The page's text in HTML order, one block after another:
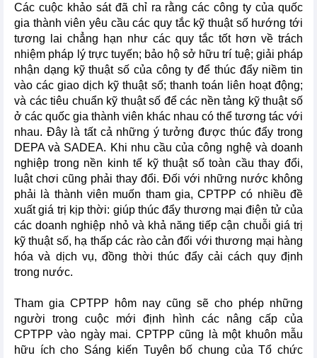
Các cuộc khảo sát đã chỉ ra rằng các công ty của quốc
gia thành viên yêu cầu các quy tắc kỹ thuật số hướng tới
tương lai chẳng hạn như các quy tắc tốt hơn về trách
nhiệm pháp lý trực tuyến; bảo hộ sở hữu trí tuệ; giải pháp
nhận dạng kỹ thuật số của công ty để thúc đẩy niềm tin
vào các giao dịch kỹ thuật số; thanh toán liên hoạt động;
và các tiêu chuẩn kỹ thuật số để các nền tảng kỹ thuật số
ở các quốc gia thành viên khác nhau có thể tương tác với
nhau. Đây là tất cả những ý tưởng được thúc đẩy trong
DEPA và SADEA. Khi nhu cầu của công nghệ và doanh
nghiệp trong nền kinh tế kỹ thuật số toàn cầu thay đổi,
luật chơi cũng phải thay đổi. Đối với những nước không
phải là thành viên muốn tham gia, CPTPP có nhiều đề
xuất giá trị kịp thời: giúp thúc đẩy thương mại điện tử của
các doanh nghiệp nhỏ và khả năng tiếp cận chuỗi giá trị
kỹ thuật số, hạ thấp các rào cản đối với thương mại hàng
hóa và dịch vụ, đồng thời thúc đẩy cải cách quy định
trong nước.
Tham gia CPTPP hôm nay cũng sẽ cho phép những
người trong cuộc mới định hình các nâng cấp của
CPTPP vào ngày mai. CPTPP cũng là một khuôn mẫu
hữu ích cho Sáng kiến Tuyên bố chung của Tổ chức